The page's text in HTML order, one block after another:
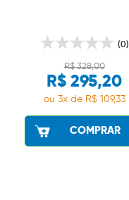
(0)
R$ 328,00
R$ 295,20
ou 3x de R$ 109,33
COMPRAR